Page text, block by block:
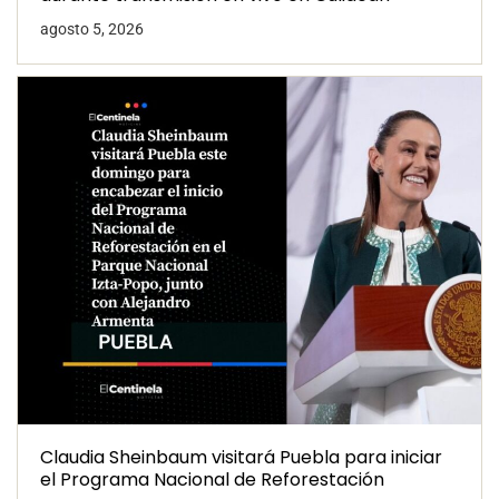
agosto 5, 2026
Claudia Sheinbaum visitará Puebla para iniciar
el Programa Nacional de Reforestación